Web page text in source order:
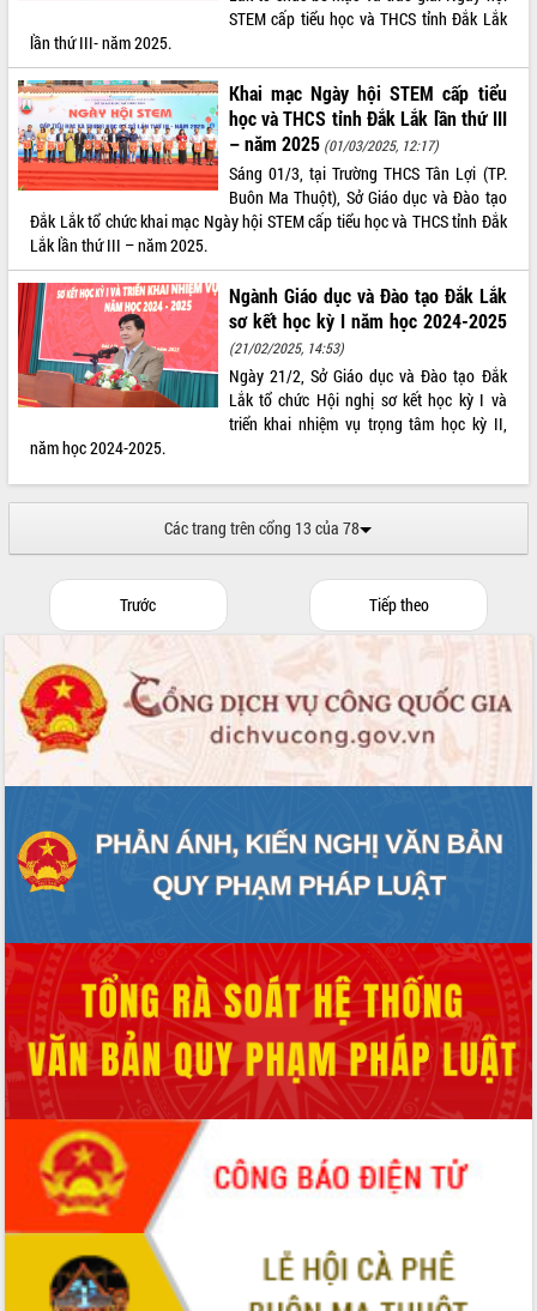
STEM cấp tiểu học và THCS tỉnh Đắk Lắk
lần thứ III- năm 2025.
Khai mạc Ngày hội STEM cấp tiểu
học và THCS tỉnh Đắk Lắk lần thứ III
– năm 2025 (01/03/2025, 12:17)
Sáng 01/3, tại Trường THCS Tân Lợi (TP.
Buôn Ma Thuột), Sở Giáo dục và Đào tạo
Đắk Lắk tổ chức khai mạc Ngày hội STEM cấp tiểu học và THCS tỉnh Đắk
Lắk lần thứ III – năm 2025.
Ngành Giáo dục và Đào tạo Đắk Lắk
sơ kết học kỳ I năm học 2024-2025
(21/02/2025, 14:53)
Ngày 21/2, Sở Giáo dục và Đào tạo Đắk
Lắk tổ chức Hội nghị sơ kết học kỳ I và
triển khai nhiệm vụ trọng tâm học kỳ II,
năm học 2024-2025.
Các trang trên cổng 13 của 78
Trước Tiếp theo